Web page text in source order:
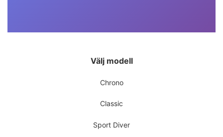
Välj modell
Chrono
Classic
Sport Diver